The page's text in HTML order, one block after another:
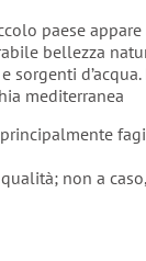
paese
bellezza
d’acqua.
mediterranea
non a